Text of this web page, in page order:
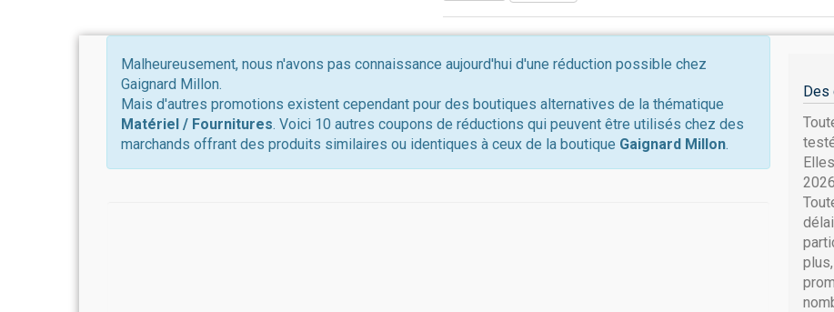
Malheureusement, nous n'avons pas connaissance aujourd'hui d'une réduction possible chez
Gaignard Millon.
Mais d'autres promotions existent cependant pour des boutiques alternatives de la thématique
Matériel / Fournitures. Voici 10 autres coupons de réductions qui peuvent être utilisés chez des
marchands offrant des produits similaires ou identiques à ceux de la boutique Gaignard Millon.
Des